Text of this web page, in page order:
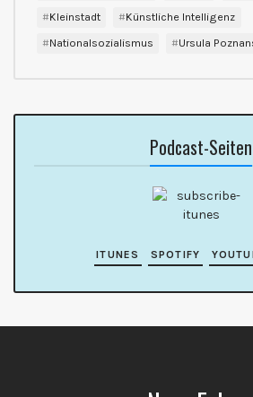
Kleinstadt
Künstliche Intelligenz
Nationalsozialismus
Ursula
Podcast-Seiten
ITUNES SPOTIFY